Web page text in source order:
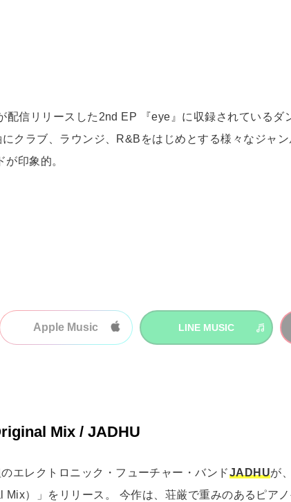
配信リリースした2nd EP 『eye』に収録されているダ
クラブ、ラウンジ、R&Bをはじめとする様々なジャ
印象的。
Apple Music LINE MUSIC
Mix / JADHU
エレクトロニック・フューチャー・バンドJADHUが
Mix）」をリリース。 今作は、荘厳で重みのあるピアノ